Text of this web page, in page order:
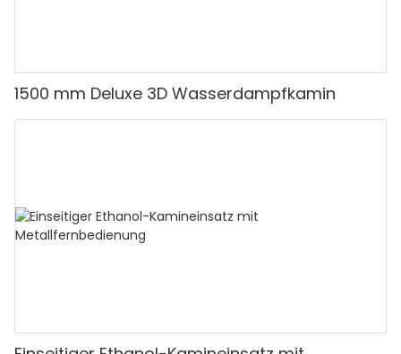
1500 mm Deluxe 3D Wasserdampfkamin